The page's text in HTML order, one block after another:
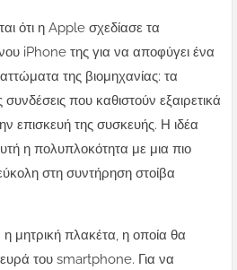
ότι η Apple σχεδίασε τα
iPhone της για να αποφύγει ένα
της βιομηχανίας: τα
που καθιστούν εξαιρετικά
επισκευή της συσκευής. Η ιδέα
η πολυπλοκότητα με μια πιο
στη συντήρηση στοίβα
μητρική πλακέτα, η οποία θα
του smartphone. Για να